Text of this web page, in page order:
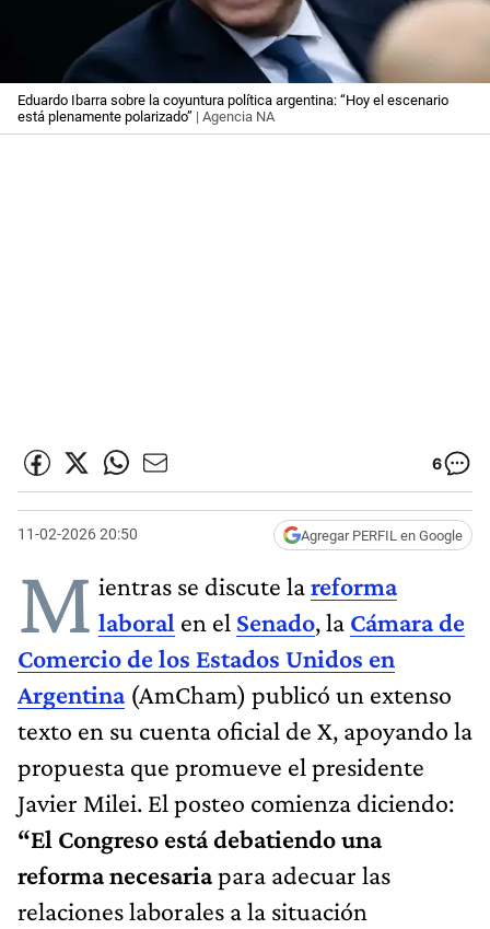
Eduardo Ibarra sobre la coyuntura política argentina: “Hoy el escenario
está plenamente polarizado” | Agencia NA
6
11-02-2026 20:50 Agregar PERFIL en Google
M ientras se discute lareforma
laboral en el Senado, la Cámara de
Comercio de los Estados Unidos en
Argentina(AmCham) publicó un extenso
texto en su cuenta oficial de X, apoyando la
propuesta que promueve el presidente
Javier Milei. El posteo comienza diciendo:
“El Congreso está debatiendo una
reforma necesariapara adecuar las
relaciones laborales a la situación